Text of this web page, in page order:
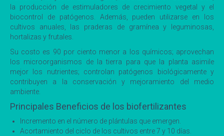
la producción de estimuladores de crecimiento vegetal y el
biocontrol de patógenos. Además, pueden utilizarse en los
cultivos anuales, las praderas de gramínea y leguminosas,
hortalizas y frutales.
Su costo es 90 por ciento menor a los químicos; aprovechan
los microorganismos de la tierra para que la planta asimile
mejor los nutrientes; controlan patógenos biológicamente y
contribuyen a la conservación y mejoramiento del medio
ambiente.
Principales Beneficios de los biofertilizantes
Incremento en el número de plántulas que emergen.
Acortamiento del ciclo de los cultivos entre 7 y 10 días.